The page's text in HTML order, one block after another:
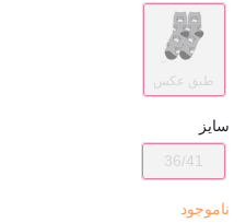
طبق عکس
سایز
36/41
ناموجود